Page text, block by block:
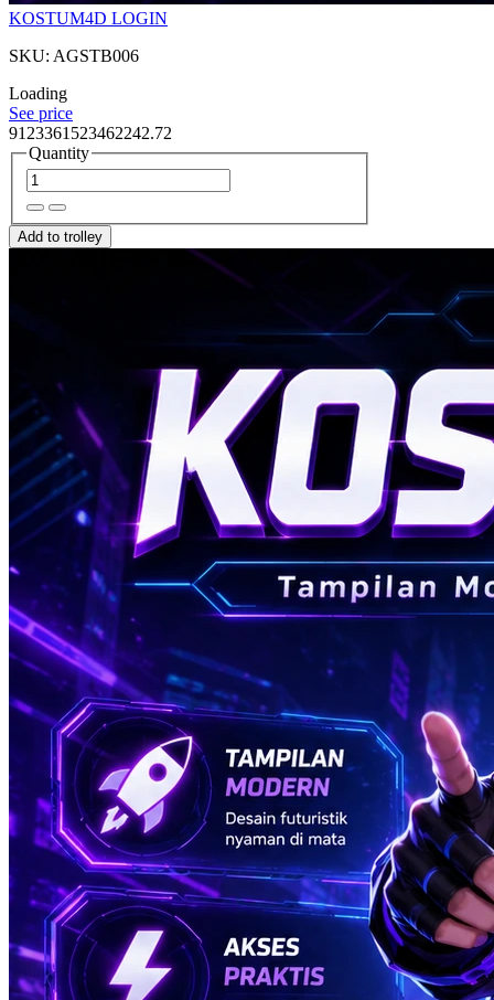
KOSTUM4D LOGIN
SKU: AGSTB006
Loading
See price
9123361523462242.72
Quantity
Add to trolley